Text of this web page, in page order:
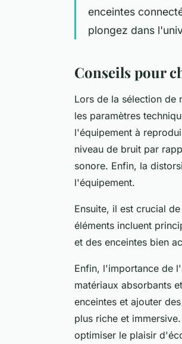
enceintes
plongez dans
Conseils pour
Lors de la sélection de
les paramètres
l'équipement à
niveau de bruit par
sonore. Enfin, la
l'équipement.
Ensuite, il est crucial
éléments incluent
et des enceintes bien
Enfin, l'importance de
matériaux absorbants
enceintes et ajouter
plus riche et
optimiser le plaisir